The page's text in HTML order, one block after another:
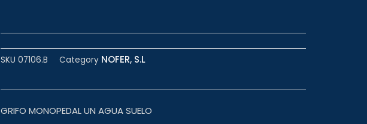
SKU 07106.B Category NOFER, S.L
GRIFO MONOPEDAL UN AGUA SUELO